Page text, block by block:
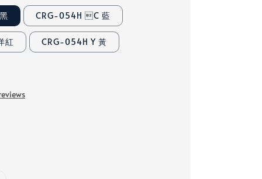
CRG-054H C 藍
紅 CRG-054H Y 黃